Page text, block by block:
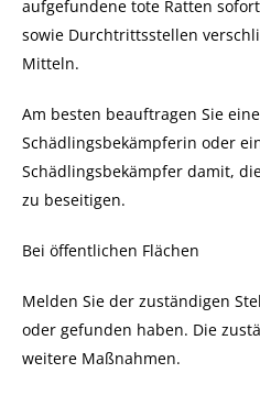
aufgefundene tote Ratten
sowie Durchtrittsstellen
Mitteln.
Am besten beauftragen Sie
Schädlingsbekämpferin oder
Schädlingsbekämpfer damit,
zu beseitigen.
Bei öffentlichen Flächen
Melden Sie der zuständigen
oder gefunden haben. Die
weitere Maßnahmen.